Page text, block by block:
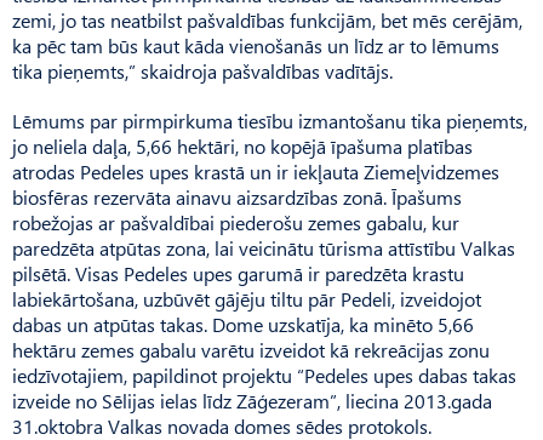
zemi, jo tas neatbilst pašvaldības funkcijām, bet mēs cerējām,
ka pēc tam būs kaut kāda vienošanās un līdz ar to lēmums
tika pieņemts,” skaidroja pašvaldības vadītājs.
Lēmums par pirmpirkuma tiesību izmantošanu tika pieņemts,
jo neliela daļa, 5,66 hektāri, no kopējā īpašuma platības
atrodas Pedeles upes krastā un ir iekļauta Ziemeļvidzemes
biosfēras rezervāta ainavu aizsardzības zonā. Īpašums
robežojas ar pašvaldībai piederošu zemes gabalu, kur
paredzēta atpūtas zona, lai veicinātu tūrisma attīstību Valkas
pilsētā. Visas Pedeles upes garumā ir paredzēta krastu
labiekārtošana, uzbūvēt gājēju tiltu pār Pedeli, izveidojot
dabas un atpūtas takas. Dome uzskatīja, ka minēto 5,66
hektāru zemes gabalu varētu izveidot kā rekreācijas zonu
iedzīvotajiem, papildinot projektu “Pedeles upes dabas takas
izveide no Sēlijas ielas līdz Zāģezeram”, liecina 2013.gada
31.oktobra Valkas novada domes sēdes protokols.